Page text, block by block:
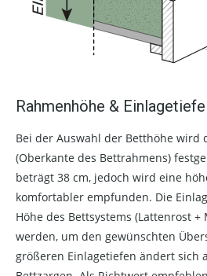
Rahmenhöhe & Einlagetiefe
Bei der Auswahl der Betthöhe wird
(Oberkante des Bettrahmens)
beträgt 38 cm, jedoch wird eine
komfortabler empfunden. Die
Höhe des Bettsystems (Lattenrost +
werden, um den gewünschten
größeren Einlagetiefen ändert sich